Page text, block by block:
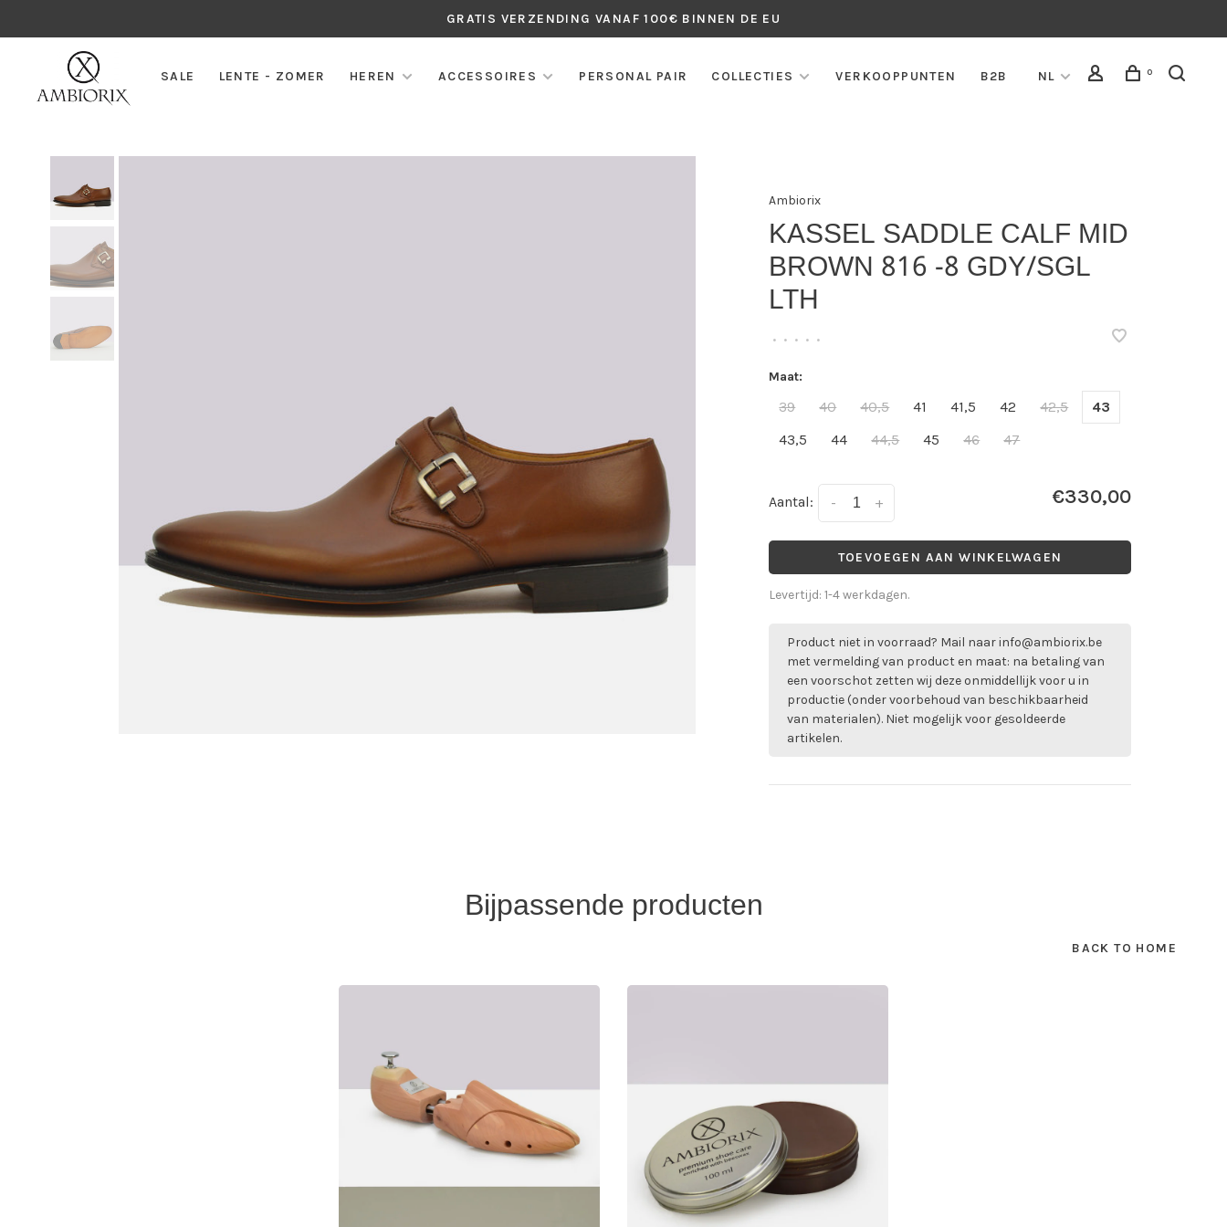
GRATIS VERZENDING VANAF 100€ BINNEN DE EU
SALE LENTE - ZOMER HEREN ACCESSOIRES PERSONAL PAIR COLLECTIES VERKOOPPUNTEN B2B NL 0
Ambiorix
KASSEL SADDLE CALF MID
BROWN 816 -8 GDY/SGL
LTH
• • • • •
Maat:
39 40 40,5 41 41,5 42 42,5
43
43,5
44 44,5 45 46 47
Aantal: +
- €330,00
TOEVOEGEN AAN WINKELWAGEN
Levertijd: 1-4 werkdagen.
Product niet in voorraad? Mail naarinfo@ambiorix.be
met vermelding van product en maat: na betaling van
een voorschot zetten wij deze onmiddellijk voor u in
productie (onder voorbehoud van beschikbaarheid
van materialen). Niet mogelijk voor gesoldeerde
artikelen.
Bijpassende producten
BACK TO HOME